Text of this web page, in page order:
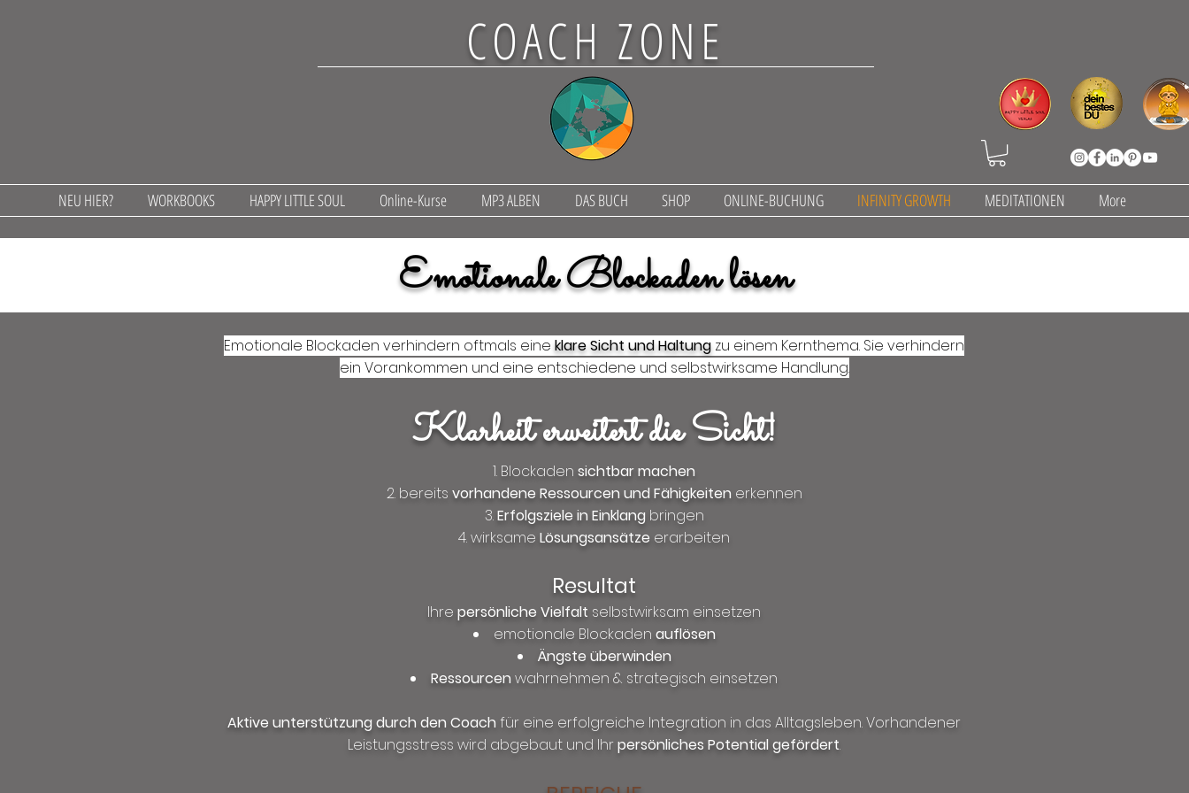
COACH ZONE
NEU HIER? WORKBOOKS HAPPY LITTLE SOUL Online-Kurse MP3 ALBEN DAS BUCH SHOP ONLINE-BUCHUNG INFINITY GROWTH MEDITATIONEN More
Emotionale Blockaden lösen
Emotionale Blockaden verhindern oftmals eine klare Sicht und Haltung zu einem Kernthema. Sie verhindern
ein Vorankommen und eine entschiedene und selbstwirksame Handlung.
Klarheit erweitert die Sicht!
Blockaden sichtbar machen
bereits vorhandene Ressourcen und Fähigkeitenerkennen
Erfolgsziele in Einklang bringen
wirksame Lösungsansätze erarbeiten
Resultat
Ihre persönliche Vielfalt selbstwirksam einsetzen
emotionale Blockaden auflösen
Ängste überwinden
Ressourcenwahrnehmen & strategisch einsetzen
Aktive unterstützung durch den Coachfür eine erfolgreiche Integration in das Alltagsleben. Vorhandener
Leistungsstress wird abgebaut und Ihrpersönliches Potential gefördert.